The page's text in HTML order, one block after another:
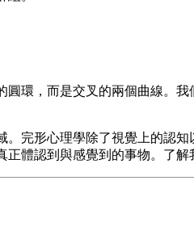
環，而是交叉的兩個曲線。
完形心理學除了視覺上的認
體認到與感覺到的事物。了解